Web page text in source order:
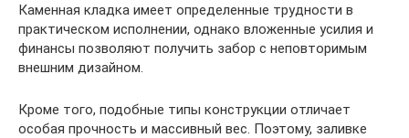
Каменная кладка имеет определенные трудности в
практическом исполнении, однако вложенные усилия и
финансы позволяют получить забор с неповторимым
внешним дизайном.
Кроме того, подобные типы конструкции отличает
особая прочность и массивный вес. Поэтому, заливке